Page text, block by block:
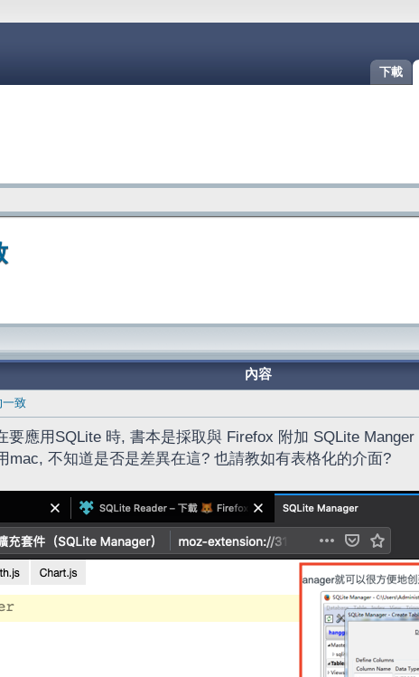
下載
內容
一致
應用SQLite 時, 書本是採取與 Firefox 附加 SQLite
mac, 不知道是否是差異在這? 也請教如有表格化的介面?